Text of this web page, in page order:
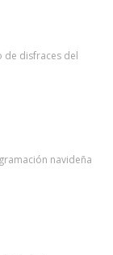
de disfraces del
navideña